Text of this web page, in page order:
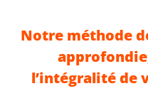
Notre méthode
l’intégralité de